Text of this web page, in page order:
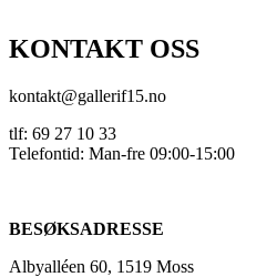
KONTAKT OSS
kontakt@gallerif15.no
tlf: 69 27 10 33
Telefontid: Man-fre 09:00-15:00
BESØKSADRESSE
Albyalléen 60, 1519 Moss